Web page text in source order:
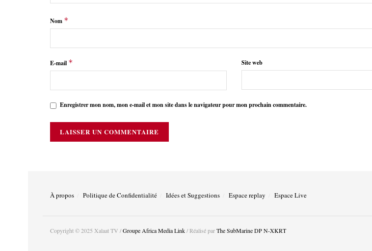
Nom *
E-mail * Site web
Enregistrer mon nom, mon e-mail et mon site dans le navigateur pour mon prochain commentaire.
À propos Politique de Confidentialité Idées et Suggestions Espace replay Espace Live
Copyright © 2025 Xalaat TV /Groupe Africa Media Link/ Réalisé parThe SubMarine DP N-XKRT